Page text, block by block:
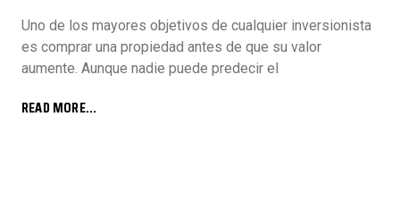
Uno de los mayores objetivos de cualquier inversionista
es comprar una propiedad antes de que su valor
aumente. Aunque nadie puede predecir el
READ MORE...